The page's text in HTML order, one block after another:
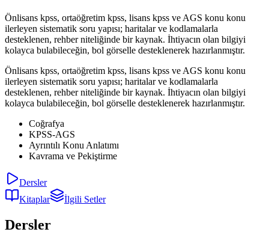
Önlisans kpss, ortaöğretim kpss, lisans kpss ve AGS konu konu
ilerleyen sistematik soru yapısı; haritalar ve kodlamalarla
desteklenen, rehber niteliğinde bir kaynak. İhtiyacın olan bilgiyi
kolayca bulabileceğin, bol görselle desteklenerek hazırlanmıştır.
Önlisans kpss, ortaöğretim kpss, lisans kpss ve AGS konu konu
ilerleyen sistematik soru yapısı; haritalar ve kodlamalarla
desteklenen, rehber niteliğinde bir kaynak. İhtiyacın olan bilgiyi
kolayca bulabileceğin, bol görselle desteklenerek hazırlanmıştır.
Coğrafya
KPSS-AGS
Ayrıntılı Konu Anlatımı
Kavrama ve Pekiştirme
Dersler
Kitaplar
İlgili Setler
Dersler